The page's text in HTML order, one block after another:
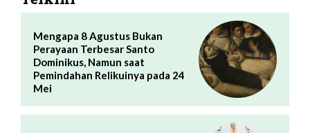
Mengapa 8 Agustus Bukan
Perayaan Terbesar Santo
Dominikus, Namun saat
Pemindahan Relikuinya pada 24
Mei